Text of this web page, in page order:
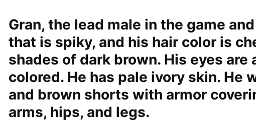
Gran, the lead male in the game
that is spiky, and his hair color is
shades of dark brown. His eyes
colored. He has pale ivory skin. He
and brown shorts with armor
arms, hips, and legs.